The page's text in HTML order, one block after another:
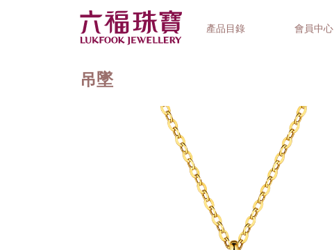
產品目錄 會員中心
精選禮品
吊墜